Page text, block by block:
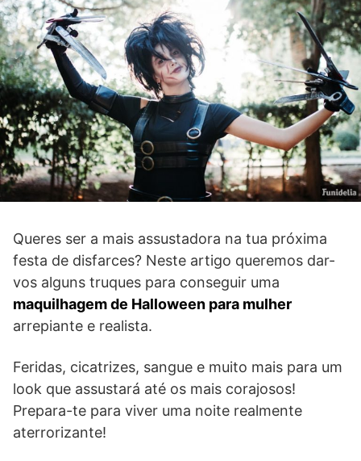
Queres ser a mais assustadora na tua próxima
festa de disfarces? Neste artigo queremos dar-
vos alguns truques para conseguir uma
maquilhagem de Halloween para mulher
arrepiante e realista.
Feridas, cicatrizes, sangue e muito mais para um
look que assustará até os mais corajosos!
Prepara-te para viver uma noite realmente
aterrorizante!